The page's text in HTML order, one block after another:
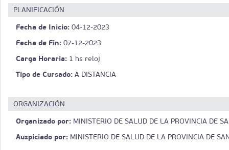
PLANIFICACIÓN
Fecha de Inicio: 04-12-2023
Fecha de Fin: 07-12-2023
Carga Horaria: 1 hs reloj
Tipo de Cursado: A DISTANCIA
ORGANIZACIÓN
Organizado por: MINISTERIO DE SALUD DE LA PROVINCIA DE
Auspiciado por: MINISTERIO DE SALUD DE LA PROVINCIA DE